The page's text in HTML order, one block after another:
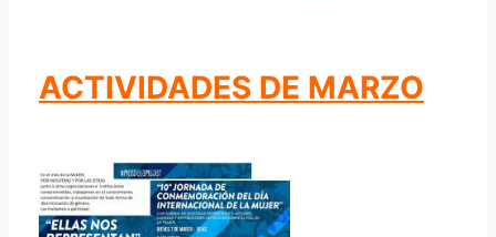
ACTIVIDADES DE MARZO